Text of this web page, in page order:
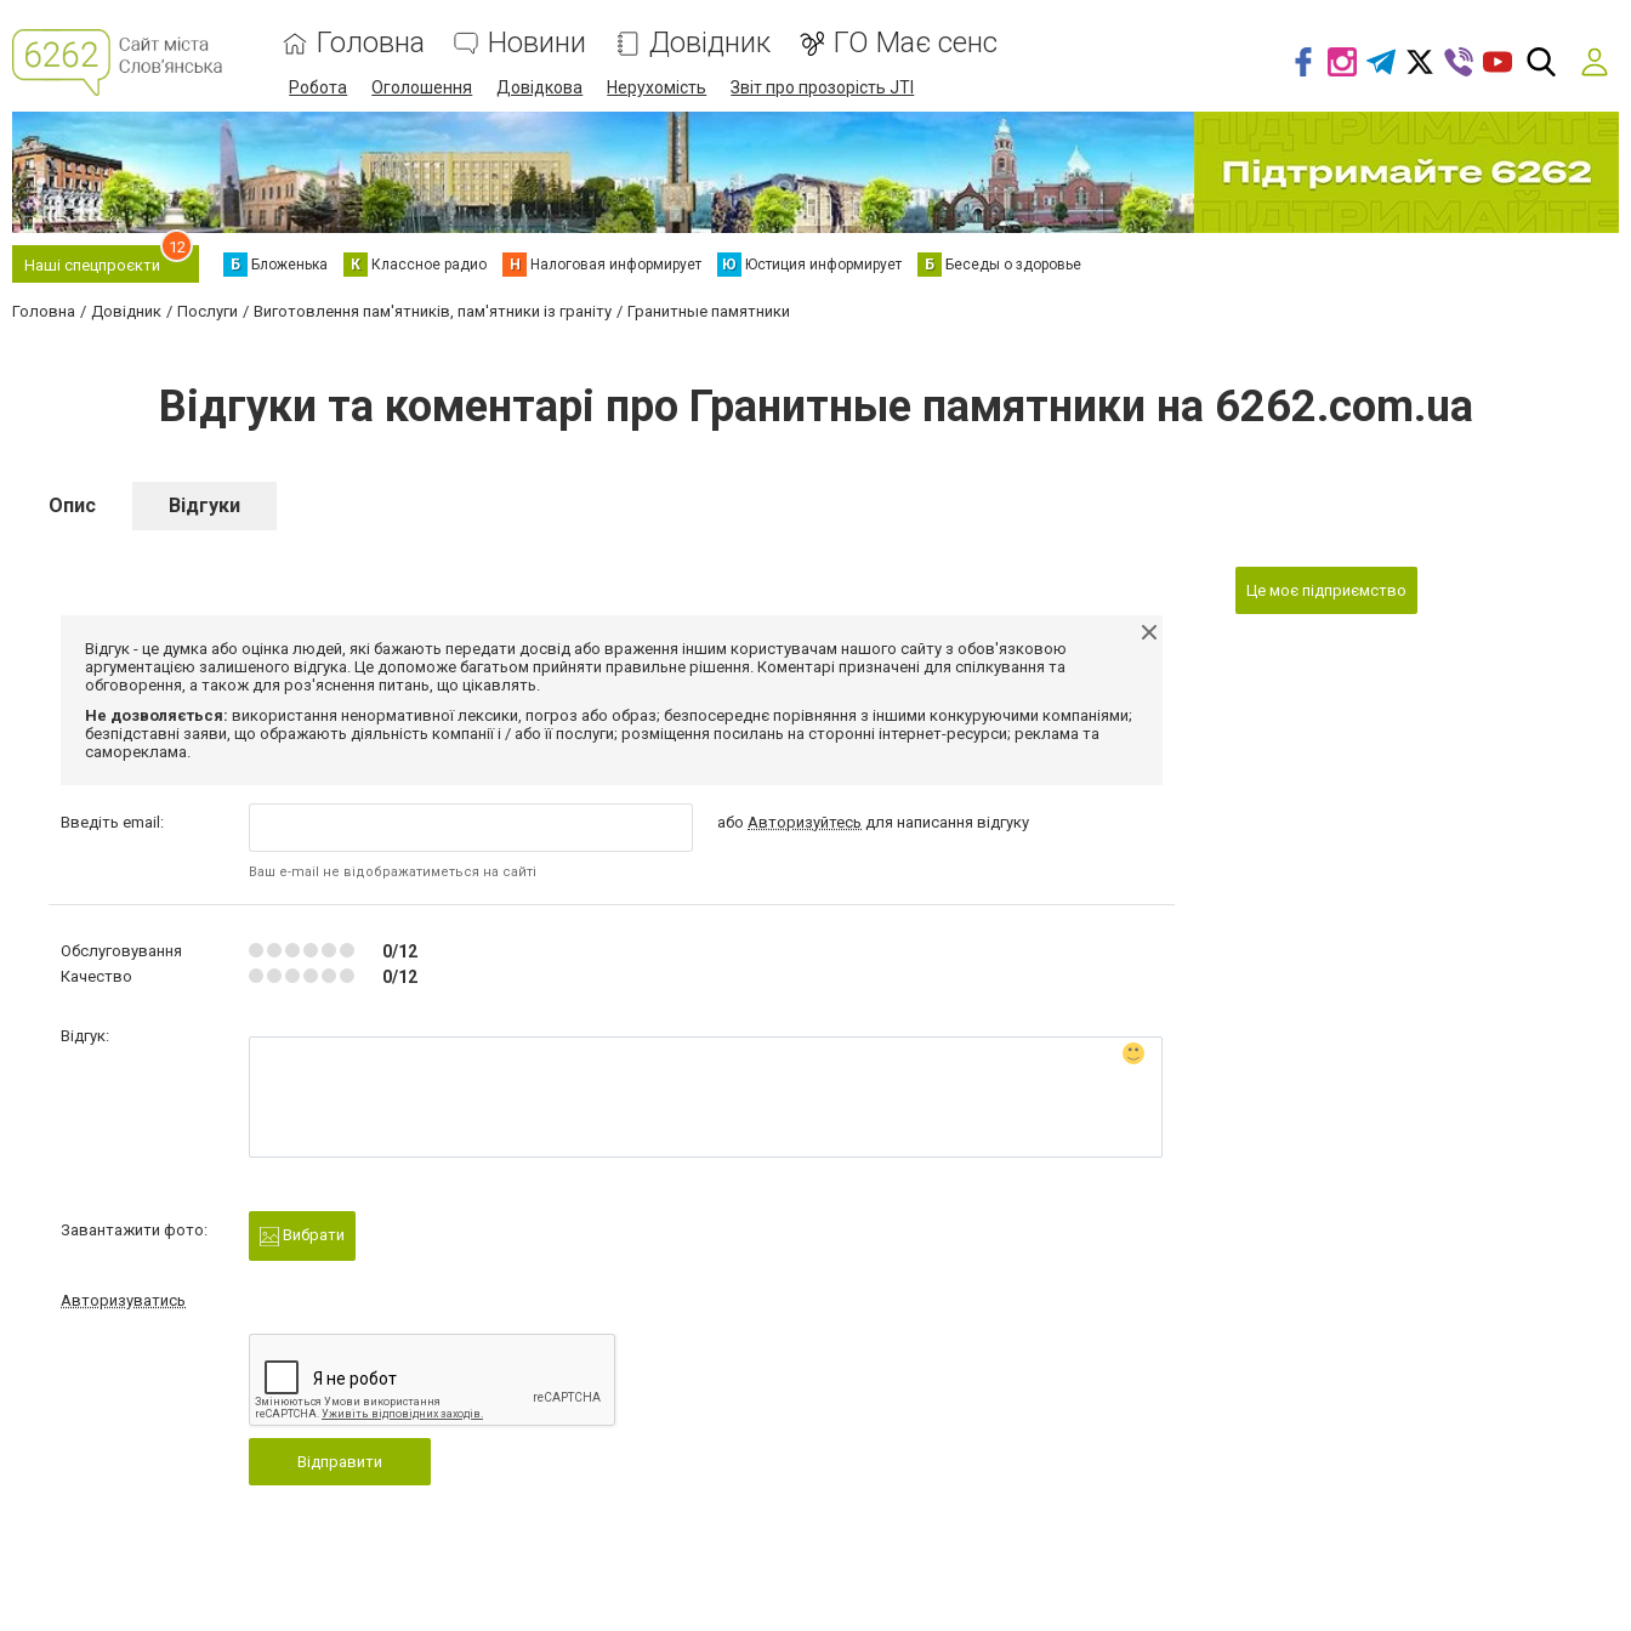
Головна Новини Довідник ГО Має сенс
Робота Оголошення Довідкова Нерухомість Звіт про прозорість JTI
Наші спецпроєкти
12
Б Бложенька К Классное радио Н Налоговая информирует Ю Юстиция информирует Б Беседы о здоровье
Головна Довідник Послуги Виготовлення пам'ятників, пам'ятники із граніту Гранитные памятники
Відгуки та коментарі про Гранитные памятники на 6262.com.ua
Опис Відгуки
Відгук - це думка або оцінка людей, які бажають передати досвід або враження іншим користувачам нашого сайту з обов'язковою
аргументацією залишеного відгука. Це допоможе багатьом прийняти правильне рішення. Коментарі призначені для спілкування та
обговорення, а також для роз'яснення питань, що цікавлять.
Не дозволяється: використання ненормативної лексики, погроз або образ; безпосереднє порівняння з іншими конкуруючими компаніями;
безпідставні заяви, що ображають діяльність компанії і / або її послуги; розміщення посилань на сторонні інтернет-ресурси; реклама та
самореклама.
Введіть email:
Ваш e-mail не відображатиметься на сайті
абоАвторизуйтесь для написання відгуку
Обслуговування 0/12
Качество 0/12
Відгук:
Завантажити фото: Вибрати
Авторизуватись
Відправити
Це моє підприємство